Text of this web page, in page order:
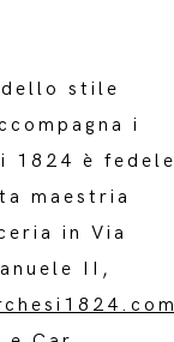
stile
i
1824 è fedele
maestria
in Via
II,